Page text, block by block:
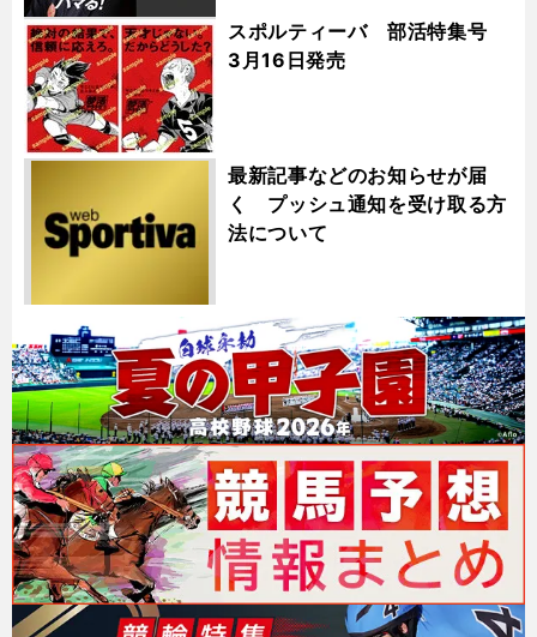
スポルティーバ 部活特集号
3月16日発売
最新記事などのお知らせが届
く プッシュ通知を受け取る方
法について